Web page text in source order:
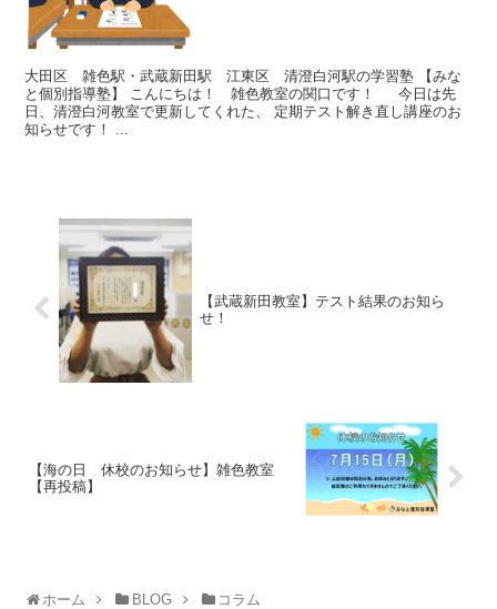
大田区 雑色駅・武蔵新田駅 江東区 清澄白河駅の学習塾 【みな
と個別指導塾】 こんにちは！ 雑色教室の関口です！ 今日は先
日、清澄白河教室で更新してくれた、 定期テスト解き直し講座のお
知らせです！ ...
【武蔵新田教室】テスト結果のお知ら
せ！
【海の日 休校のお知らせ】雑色教室
【再投稿】
ホーム BLOG コラム